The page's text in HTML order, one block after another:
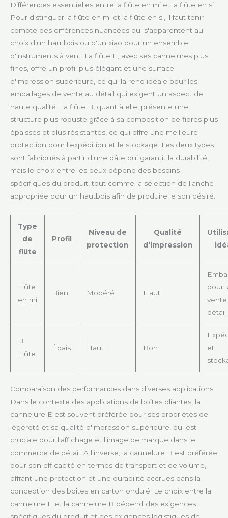
Différences essentielles entre la flûte en mi et la flûte en si
Pour distinguer la flûte en mi et la flûte en si, il faut tenir
compte des différences nuancées qui s'apparentent au
choix d'un hautbois ou d'un xiao pour un ensemble
d'instruments à vent. La flûte E, avec ses cannelures plus
fines, offre un profil plus élégant et une surface
d'impression supérieure, ce qui la rend idéale pour les
emballages de vente au détail qui exigent un aspect de
haute qualité. La flûte B, quant à elle, présente une
structure plus robuste grâce à sa composition de fibres plus
épaisses et plus résistantes, ce qui offre une meilleure
protection pour l'expédition et le stockage. Les deux types
sont fabriqués à partir d'une pâte qui garantit la durabilité,
mais le choix entre les deux dépend des besoins
spécifiques du produit, tout comme la sélection de l'anche
appropriée pour un hautbois afin de produire le son désiré.
Type
de
flûte
Profil
Niveau de
protection
Qualité
d'impression
Flûte
en mi
Bien Modéré Haut
pour
vente
détail
B
Flûte
Épais Haut Bon
et
Comparaison des performances dans diverses applications
Dans le contexte des applications de boîtes pliantes, la
cannelure E est souvent préférée pour ses propriétés de
légèreté et sa qualité d'impression supérieure, qui est
cruciale pour l'affichage et l'image de marque dans le
commerce de détail. À l'inverse, la cannelure B est préférée
pour son efficacité en termes de transport et de volume,
offrant une protection et une durabilité accrues dans la
conception des boîtes en carton ondulé. Le choix entre la
cannelure E et la cannelure B dépend des exigences